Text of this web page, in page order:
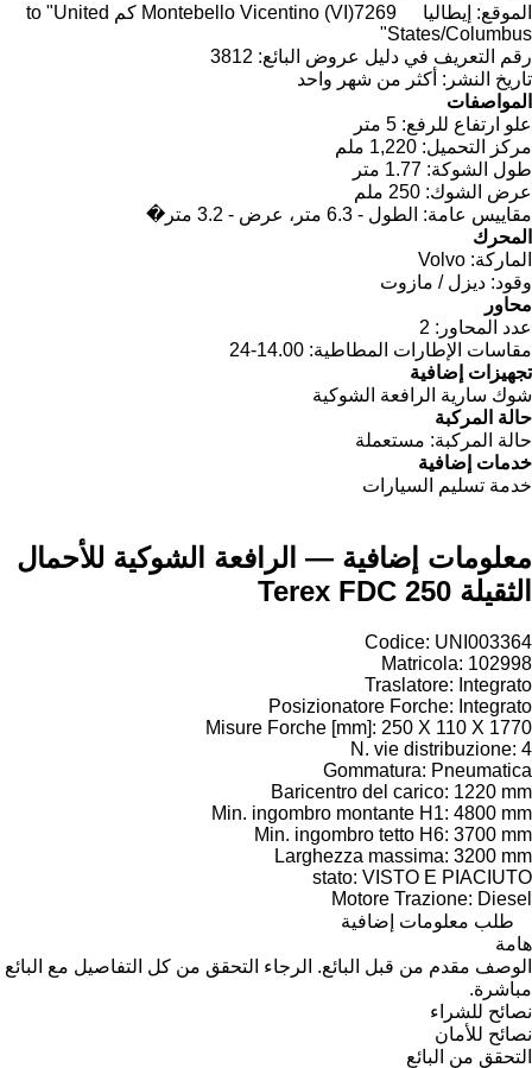
الموقع: إيطاليا Montebello Vicentino (VI)
7269 كم to "United
States/Columbus"
رقم التعريف في دليل عروض البائع: 3812
تاريخ النشر: أكثر من شهر واحد
المواصفات
علو ارتفاع للرفع: 5 متر
مركز التحميل: 1,220 ملم
طول الشوكة: 1.77 متر
عرض الشوك: 250 ملم
مقاييس عامة: الطول - 6.3 متر، عرض - 3.2 متر�
المحرك
الماركة: Volvo
وقود: ديزل / مازوت
محاور
عدد المحاور: 2
مقاسات الإطارات المطاطية: 14.00-24
تجهيزات إضافية
شوك سارية الرافعة الشوكية
حالة المركبة
حالة المركبة: مستعملة
خدمات إضافية
خدمة تسليم السيارات
معلومات إضافية — الرافعة الشوكية للأحمال
الثقيلة Terex FDC 250
Codice: UNI003364
Matricola: 102998
Traslatore: Integrato
Posizionatore Forche: Integrato
Misure Forche [mm]: 250 X 110 X 1770
N. vie distribuzione: 4
Gommatura: Pneumatica
Baricentro del carico: 1220 mm
Min. ingombro montante H1: 4800 mm
Min. ingombro tetto H6: 3700 mm
Larghezza massima: 3200 mm
stato: VISTO E PIACIUTO
Motore Trazione: Diesel
طلب معلومات إضافية
هامة
الوصف مقدم من قبل البائع. الرجاء التحقق من كل التفاصيل مع البائع
مباشرة.
نصائح للشراء
نصائح للأمان
التحقق من البائع